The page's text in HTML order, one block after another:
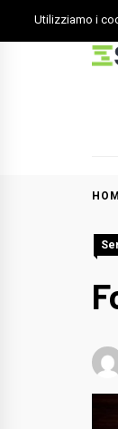
to
Utilizziamo i